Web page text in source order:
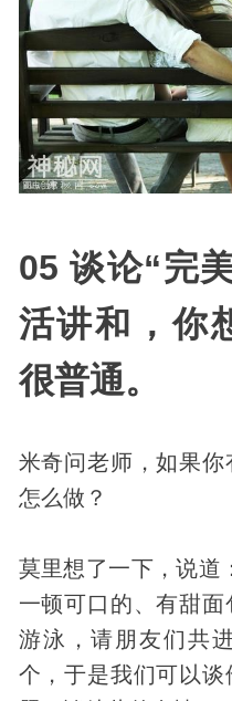
05 谈论“完
活讲和，你
很普通。
米奇问老师，如果
怎么做？
莫里想了一下，说道
一顿可口的、有甜
游泳，请朋友们共
个，于是我们可以